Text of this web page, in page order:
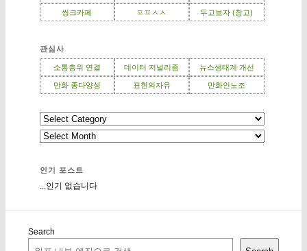
씽크카페 ㅍㅍㅅㅅ 두고보자 (창고)
관심사
소통층위 연결 데이터 저널리즘 뉴스생태계 개선
만화 종다양성 표현의자유 만화인노조
인기 포스트
...인기 없습니다
Search